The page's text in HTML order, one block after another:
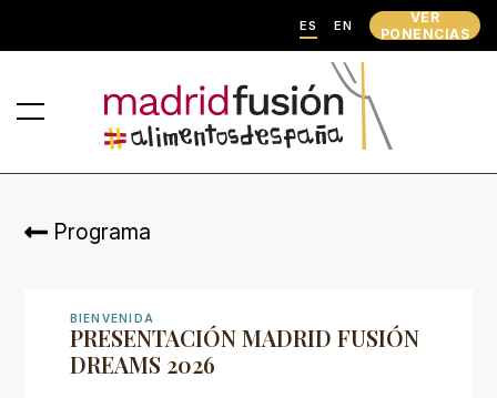
ES EN
VER
PONENCIAS
Programa
BIENVENIDA
PRESENTACIÓN MADRID FUSIÓN
DREAMS 2026